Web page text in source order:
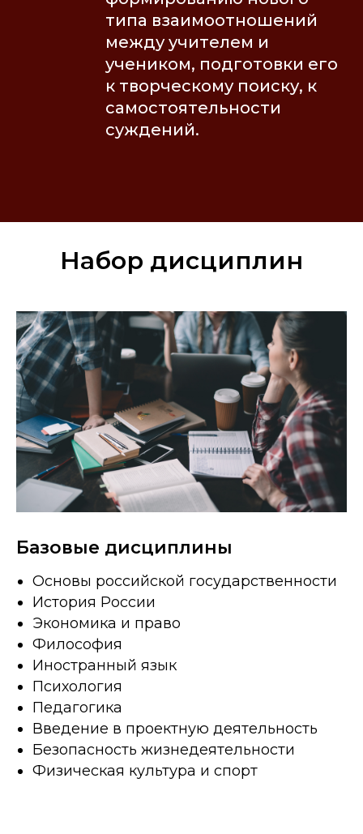
типа взаимоотношений
между учителем и
учеником, подготовки его
к творческому поиску, к
самостоятельности
суждений.
Набор дисциплин
Базовые дисциплины
Основы российской государственности
История России
Экономика и право
Философия
Иностранный язык
Психология
Педагогика
Введение в проектную деятельность
Безопасность жизнедеятельности
Физическая культура и спорт